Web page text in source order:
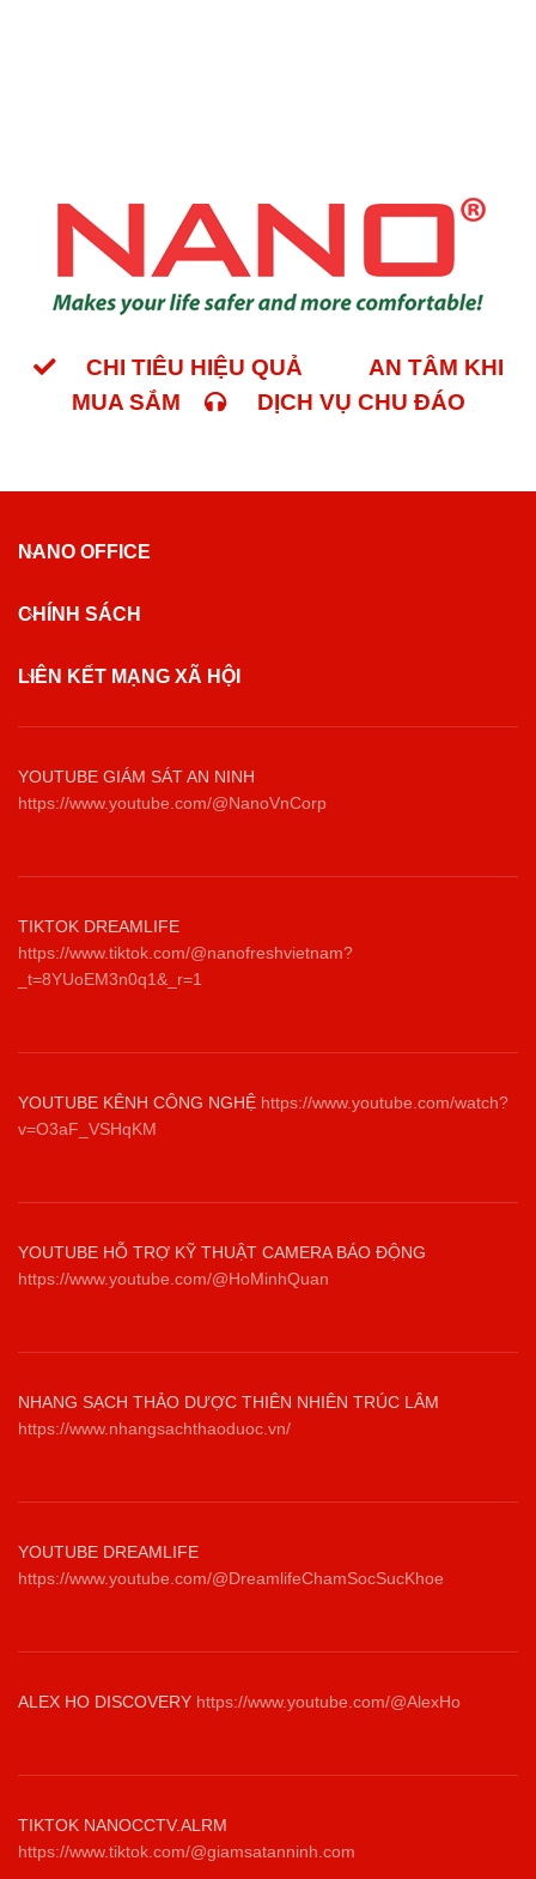
CHI TIÊU HIỆU QUẢ
AN TÂM KHI
MUA SẮM
DỊCH VỤ CHU ĐÁO
NANO OFFICE
CHÍNH SÁCH
LIÊN KẾT MẠNG XÃ HỘI
YOUTUBE GIÁM SÁT AN NINH
https://www.youtube.com/@NanoVnCorp
TIKTOK DREAMLIFE
https://www.tiktok.com/@nanofreshvietnam?
_t=8YUoEM3n0q1&_r=1
YOUTUBE KÊNH CÔNG NGHỆ https://www.youtube.com/watch?
v=O3aF_VSHqKM
YOUTUBE HỖ TRỢ KỸ THUẬT CAMERA BÁO ĐỘNG
https://www.youtube.com/@HoMinhQuan
NHANG SẠCH THẢO DƯỢC THIÊN NHIÊN TRÚC LÂM
https://www.nhangsachthaoduoc.vn/
YOUTUBE DREAMLIFE
https://www.youtube.com/@DreamlifeChamSocSucKhoe
ALEX HO DISCOVERY https://www.youtube.com/@AlexHo
TIKTOK NANOCCTV.ALRM
https://www.tiktok.com/@giamsatanninh.com